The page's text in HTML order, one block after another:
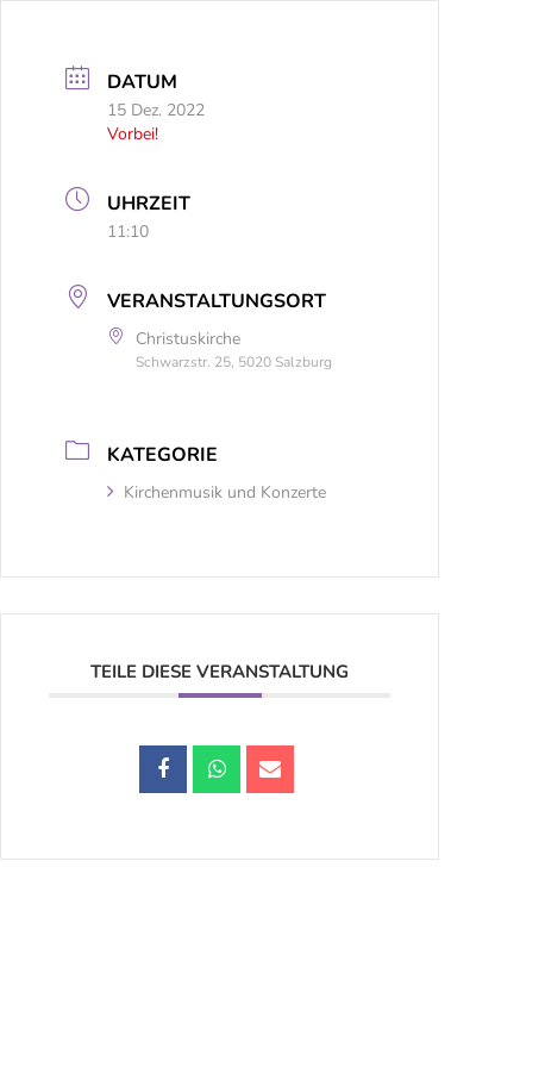
DATUM
15 Dez. 2022
Vorbei!
UHRZEIT
11:10
VERANSTALTUNGSORT
Christuskirche
Schwarzstr. 25, 5020 Salzburg
KATEGORIE
Kirchenmusik und Konzerte
TEILE DIESE VERANSTALTUNG